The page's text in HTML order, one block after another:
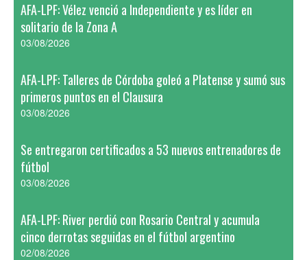
AFA-LPF: Vélez venció a Independiente y es líder en
solitario de la Zona A
03/08/2026
AFA-LPF: Talleres de Córdoba goleó a Platense y sumó sus
primeros puntos en el Clausura
03/08/2026
Se entregaron certificados a 53 nuevos entrenadores de
fútbol
03/08/2026
AFA-LPF: River perdió con Rosario Central y acumula
cinco derrotas seguidas en el fútbol argentino
02/08/2026